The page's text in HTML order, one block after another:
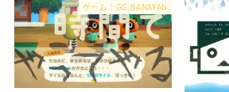
ゲーム｜GG.BANAYAN